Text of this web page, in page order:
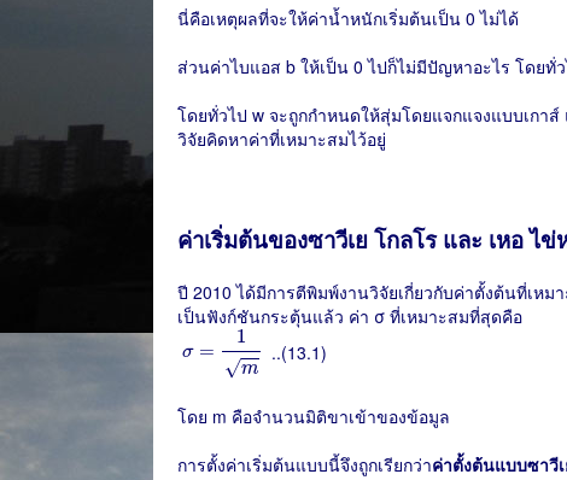
นี่คือเหตุผลที่จะให้ค่าน้ำหนักเริ่มต้นเป็น 0 ไม่ได้
ส่วนค่าไบแอส b ให้เป็น 0 ไปก็ไม่มีปัญหาอะไร โดยทั่
โดยทั่วไป w จะถูกกำหนดให้สุ่มโดยแจกแจงแบบเก
วิจัยคิดหาค่าที่เหมาะสมไว้อยู่
ค่าเริ่มต้นของซาวีเย โกลโร และ เหอ ไข่
ปี 2010 ได้มีการตีพิมพ์งานวิจัยเกี่ยวกับค่าตั้งต้นที่เหม
เป็นฟังก์ชันกระตุ้นแล้ว ค่า σ ที่เหมาะสมที่สุดคือ
σ =
1
√m
σ=1m
..(13.1)
โดย m คือจำนวนมิติขาเข้าของข้อมูล
การตั้งค่าเริ่มต้นแบบนี้จึงถูกเรียกว่าค่าตั้งต้นแบบซาวี